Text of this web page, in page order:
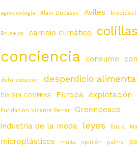
agroecología Alain Ducasse Avilés biodiésel
Bruselas cambio climático colillas
conciencia consumo
deforestación desperdicio
DIA SIN COMPRAS Europa explotación
Fundación Vicente Ferrer
Greenpeace
industria de la moda
leyes lluvia
microplásticos multa opinión palma